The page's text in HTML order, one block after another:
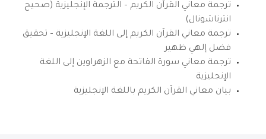
ترجمة معاني القرآن الكريم – الترجمة الإنجليزية (صحيح
انترناشونال)
ترجمة معاني القرآن الكريم إلى اللغة الإنجليزية – تحقيق
فضل إلهي ظهير
ترجمة معاني سورة الفاتحة مع الزهراوين إلى اللغة
الإنجليزية
بيان معاني القرآن الكريم باللغة الإنجليزية